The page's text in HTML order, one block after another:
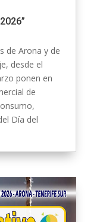
de Arona y de
desde el
ponen en
de
Día del